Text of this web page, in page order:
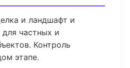
и ландшафт и
для частных и
Контроль
этапе.